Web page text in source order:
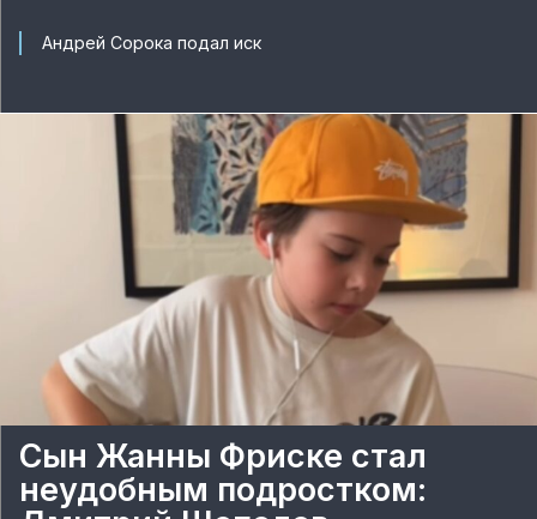
Андрей Сорока подал иск
Сын Жанны Фриске стал
неудобным подростком: